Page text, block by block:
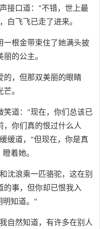
接口道："不错，世上最
白飞飞已走了进来。
一根金带束住了她满头披
的公主。
的，但那双美丽的眼睛
。
笑道："现在，你们总该已
你们真的恨过什么人
缓道，"但现在，你是真
着她。
沈浪乘一匹骆驼，这在别
的事，但你却已恨我入
知道。"
自然知道，有许多在别人